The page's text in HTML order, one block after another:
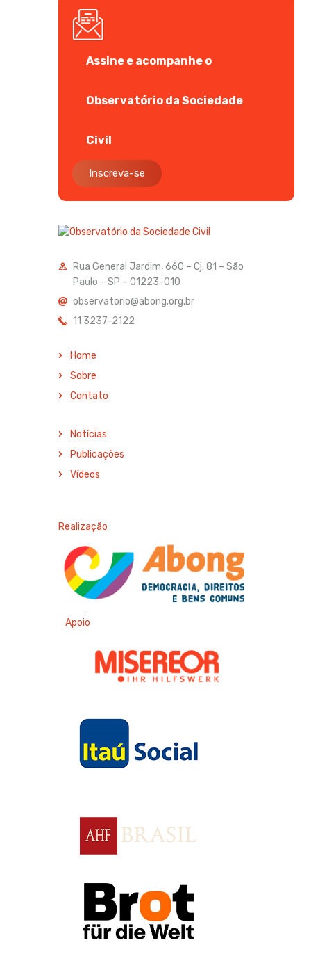
Assine e acompanhe o
Observatório da Sociedade
Civil
Inscreva-se
Rua General Jardim, 660 – Cj. 81 – São
Paulo – SP – 01223-010
observatorio@abong.org.br
11 3237-2122
Home
Sobre
Contato
Notícias
Publicações
Vídeos
Realização
Apoio